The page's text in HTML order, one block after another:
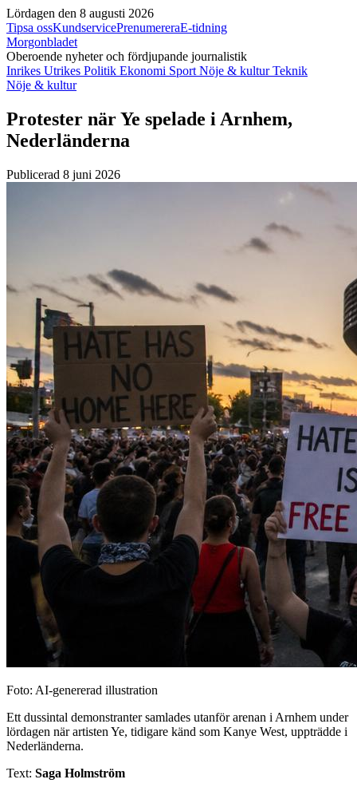
Lördagen den 8 augusti 2026
Tipsa ossKundservicePrenumereraE-tidning
Morgonbladet
Oberoende nyheter och fördjupande journalistik
Inrikes Utrikes Politik Ekonomi Sport Nöje & kulturTeknik
Nöje & kultur
Protester när Ye spelade i Arnhem,
Nederländerna
Publicerad 8 juni 2026
Foto: AI-genererad illustration
Ett dussintal demonstranter samlades utanför arenan i Arnhem under
lördagen när artisten Ye, tidigare känd som Kanye West, uppträdde i
Nederländerna.
Text: Saga Holmström